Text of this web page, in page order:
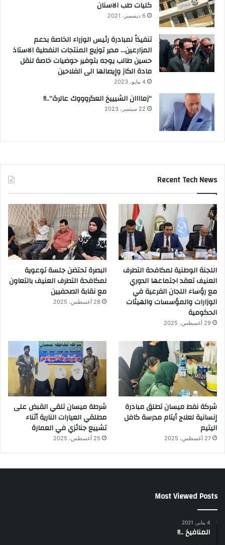
كليات طب الاسنان
6 ديسمبر، 2021
تنفيذاً لمبادرة رئيس الوزراء الخاصة بدعم
المزارعين… مدير توزيع المنتجات النفطية الاستاذ
حسين طالب يوجه بتوفير حوضيات خاصة لنقل
مادة الكاز وإيصالها الى الفلاحين
4 مايو، 2023
“زماااان الشيييخ العگروووك عالرگ”..!!
22 سبتمبر، 2023
Recent Tech News
اللجنة الوطنية لمكافحة التطرف
العنيف تعقد اجتماعها الدوري
مع رؤساء اللجان الفرعية في
الوزارات والمؤسسات والهيئات
الحكومية
29 أغسطس، 2025
البصرة تحتضن جلسة توعوية
لمكافحة التطرف العنيف بالتعاون
مع نقابة الصحفيين
28 أغسطس، 2025
شركة نفط ميسان تطلق مبادرة
إنسانية لعلاج أيتام مدرسة كافل
اليتيم
27 أغسطس، 2025
شرطة ميسان تلقي القبض على
مطلقي العيارات النارية أثناء
تشييع جنائزي في العمارة
25 أغسطس، 2025
Most Viewed Posts
4 يناير، 2021
المنافيخ ..!!